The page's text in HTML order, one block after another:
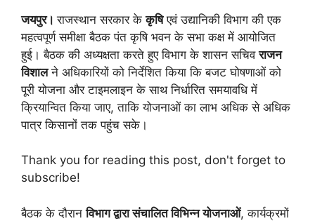
जयपुर।राजस्थान सरकार केकृषिएवं उद्यानिकी विभाग की एक
महत्वपूर्ण समीक्षा बैठक पंत कृषि भवन के सभा कक्ष में आयोजित
हुई। बैठक की अध्यक्षता करते हुए विभाग के शासन सचिवराजन
विशालने अधिकारियों को निर्देशित किया कि बजट घोषणाओं को
पूरी योजना और टाइमलाइन के साथ निर्धारित समयावधि में
क्रियान्वित किया जाए, ताकि योजनाओं का लाभ अधिक से अधिक
पात्र किसानों तक पहुंच सके।
Thank you for reading this post, don't forget to
subscribe!
बैठक के दौरानविभाग द्वारा संचालित विभिन्न योजनाओं, कार्यक्रमों